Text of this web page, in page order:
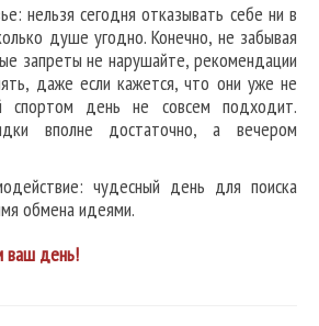
нельзя сегодня отказывать себе ни в
душе угодно. Конечно, не забывая
запреты не нарушайте, рекомендации
даже если кажется, что они уже не
спортом день не совсем подходит.
вполне достаточно, а вечером
чудесный день для поиска
обмена идеями.
ваш день!